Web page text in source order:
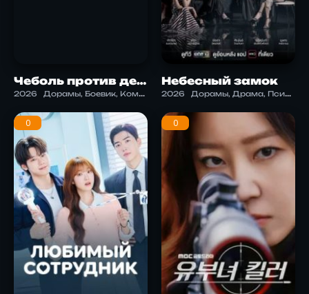
Чеболь против детектива 2
2026 Дорамы, Боевик, Комедия, Мистика, Триллер
Небесный замок
2026 Дорамы, Драма, Психология
0 0